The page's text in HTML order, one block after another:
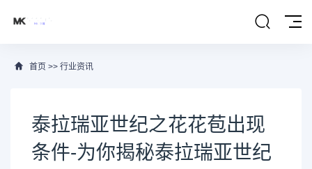
首页 >> 行业资讯
泰拉瑞亚世纪之花花苞出现
条件-为你揭秘泰拉瑞亚世纪